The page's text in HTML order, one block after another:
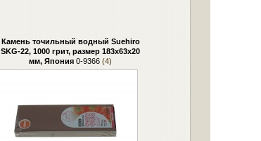
Камень точильный водный Suehiro
SKG-22, 1000 грит, размер 183х63х20
мм, Япония 0-9366 (4)